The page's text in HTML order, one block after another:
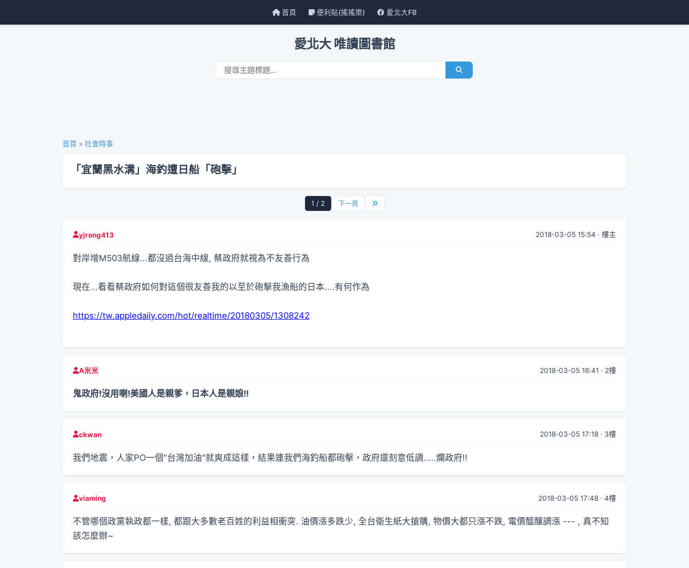
首頁 便利貼(搖搖樂) 愛北大FB
愛北大 唯讀圖書館
首頁 » 社會時事
「宜蘭黑水溝」海釣遭日船「砲擊」
1 / 2 下一頁
yjrong413 2018-03-05 15:54 · 樓主
對岸增M503航線...都沒過台海中線, 蔡政府就視為不友善行為
現在...看看蔡政府如何對這個很友善我的以至於砲擊我漁船的日本....有何作為
https://tw.appledaily.com/hot/realtime/20180305/1308242
A米米 2018-03-05 16:41 · 2樓
鬼政府!沒用喇!美國人是親爹，日本人是親娘!!
ckwan 2018-03-05 17:18 · 3樓
我們地震，人家PO一個"台灣加油"就爽成這樣，結果連我們海釣船都砲擊，政府還刻意低調.....爛政府!!
viaming 2018-03-05 17:48 · 4樓
不管哪個政黨執政都一樣, 都跟大多數老百姓的利益相衝突. 油價漲多跌少, 全台衛生紙大搶購, 物價大都只漲不跌, 電價醞釀調漲 --- , 真不知
該怎麼辦~